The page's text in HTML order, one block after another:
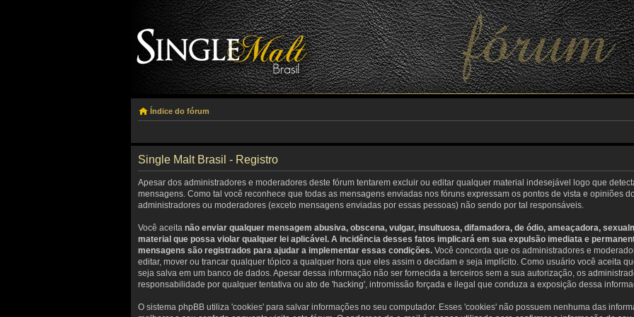
Índice do fórum
Single Malt Brasil - Registro
Apesar dos administradores e moderadores deste fórum tentarem excluir ou editar qualquer material indesejável logo que
mensagens. Como tal você reconhece que todas as mensagens enviadas nos fóruns expressam os pontos de vista e opiniões
administradores ou moderadores (exceto mensagens enviadas por essas pessoas) não sendo por tal responsáveis.
Você aceita não enviar qualquer mensagem abusiva, obscena, vulgar, insultuosa, difamadora, de ódio, ameaçadora,
material que possa violar qualquer lei aplicável. A incidência desses fatos implicará em sua expulsão imediata e
mensagens são registrados para ajudar a implementar essas condições.Você concorda que os administradores e
editar, mover ou trancar qualquer tópico a qualquer hora que eles assim o decidam e seja implícito. Como usuário você aceita
seja salva em um banco de dados. Apesar dessa informação não ser fornecida a terceiros sem a sua autorização, os
responsabilidade por qualquer tentativa ou ato de 'hacking', intromissão forçada e ilegal que conduza a exposição dessa
O sistema phpBB utiliza 'cookies' para salvar informações no seu computador. Esses 'cookies' não possuem nenhuma das